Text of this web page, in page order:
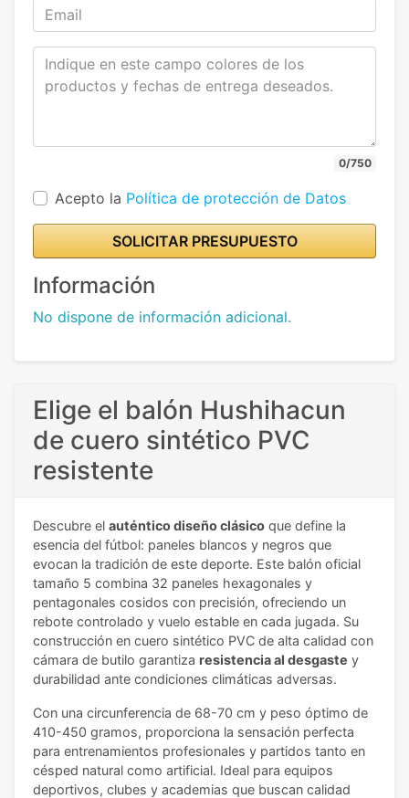
0/750
Acepto la Política de protección de Datos
SOLICITAR PRESUPUESTO
Información
No dispone de información adicional.
Elige el balón Hushihacun
de cuero sintético PVC
resistente
Descubre el auténtico diseño clásico que define la
esencia del fútbol: paneles blancos y negros que
evocan la tradición de este deporte. Este balón oficial
tamaño 5 combina 32 paneles hexagonales y
pentagonales cosidos con precisión, ofreciendo un
rebote controlado y vuelo estable en cada jugada. Su
construcción en cuero sintético PVC de alta calidad con
cámara de butilo garantiza resistencia al desgaste y
durabilidad ante condiciones climáticas adversas.
Con una circunferencia de 68-70 cm y peso óptimo de
410-450 gramos, proporciona la sensación perfecta
para entrenamientos profesionales y partidos tanto en
césped natural como artificial. Ideal para equipos
deportivos, clubes y academias que buscan calidad